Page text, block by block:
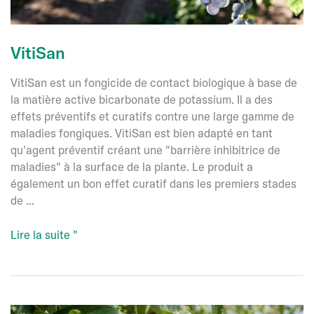
VitiSan
VitiSan est un fongicide de contact biologique à base de
la matière active bicarbonate de potassium. Il a des
effets préventifs et curatifs contre une large gamme de
maladies fongiques. VitiSan est bien adapté en tant
qu'agent préventif créant une "barrière inhibitrice de
maladies" à la surface de la plante. Le produit a
également un bon effet curatif dans les premiers stades
de ...
VitiSan
Lire la suite "